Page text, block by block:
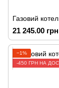
Газовий
21 245.00 грн
−1%
-450 ГРН НА